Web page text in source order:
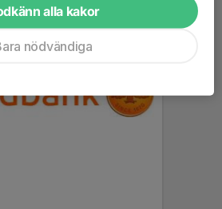
alla kakor
nödvändiga